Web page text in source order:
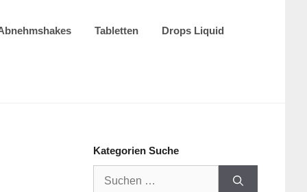
Tabletten Drops Liquid
Kategorien Suche